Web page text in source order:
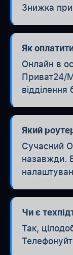
Знижка при
Як
Онлайн в
Приват24/
відділення
Який
Сучасний
назавжди.
Чи є
Так,